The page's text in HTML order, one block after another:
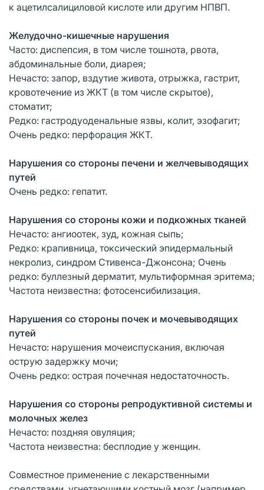
к ацетилсалициловой кислоте или другим НПВП.
Желудочно-кишечные нарушения
Часто: диспепсия, в том числе тошнота, рвота,
абдоминальные боли, диарея;
Нечасто: запор, вздутие живота, отрыжка, гастрит,
кровотечение из ЖКТ (в том числе скрытое),
стоматит;
Редко: гастродуоденальные язвы, колит, эзофагит;
Очень редко: перфорация ЖКТ.
Нарушения со стороны печени и желчевыводящих
путей
Очень редко: гепатит.
Нарушения со стороны кожи и подкожных тканей
Нечасто: ангиоотек, зуд, кожная сыпь;
Редко: крапивница, токсический эпидермальный
некролиз, синдром Стивенса-Джонсона; Очень
редко: буллезный дерматит, мультиформная эритема;
Частота неизвестна: фотосенсибилизация.
Нарушения со стороны почек и мочевыводящих
путей
Нечасто: нарушения мочеиспускания, включая
острую задержку мочи;
Очень редко: острая почечная недостаточность.
Нарушения со стороны репродуктивной системы и
молочных желез
Нечасто: поздняя овуляция;
Частота неизвестна: бесплодие у женщин.
Совместное применение с лекарственными